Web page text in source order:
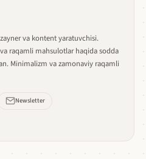
va kontent yaratuvchisi.
raqamli mahsulotlar haqida sodda
Minimalizm va zamonaviy raqamli
Newsletter